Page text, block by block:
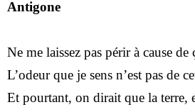
Antigone
Ne me laissez pas périr à cause
L’odeur que je sens n’est pas de
Et pourtant, on dirait que la terre,